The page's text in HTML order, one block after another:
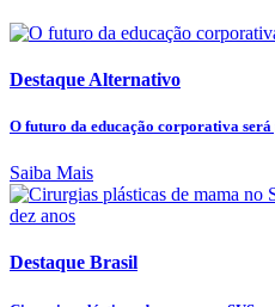
Destaque Alternativo
O futuro da educação corporativa
Saiba Mais
Destaque Brasil